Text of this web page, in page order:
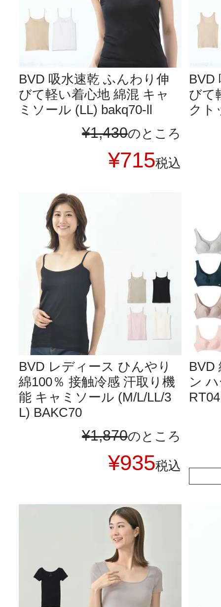
BVD 吸水速乾 ふんわり伸
びて軽い着心地 綿混 キャ
ミソール (LL) bakq70-ll
¥1,430のところ
¥715税込
BVD
びて
クト
BVD レディース ひんやり
綿100％ 接触冷感 汗取り機
能 キャミソール (M/L/LL/3
L) BAKC70
¥1,870のところ
¥935税込
BVD
ン